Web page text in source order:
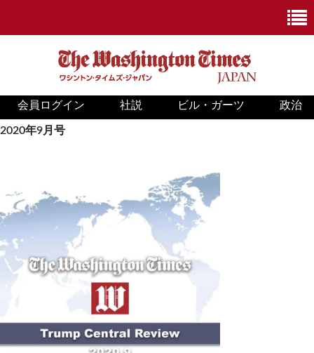
ニュース
COVID-19
米国内
安全保障
会員ログイン 社説 ビル・ガーツ 政治
2020年9月号